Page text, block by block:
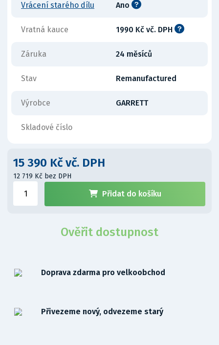
Vrácení starého dílu Ano
Vratná kauce 1990 Kč vč. DPH
Záruka 24 měsíců
Stav Remanufactured
Výrobce GARRETT
Skladové číslo
15 390 Kč vč. DPH
12 719 Kč bez DPH
Přidat do košíku
Ověřit dostupnost
Doprava zdarma pro velkoobchod
Přivezeme nový, odvezeme starý